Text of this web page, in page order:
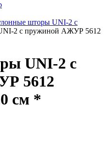
шторы UNI-2 с
2 с пружиной АЖУР 5612
UNI-2 с
5612
см *